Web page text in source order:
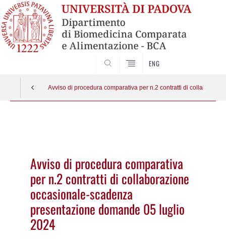
ENG
Avviso di procedura comparativa per n.2 contratti di
Avviso di procedura comparativa
per n.2 contratti di collaborazione
occasionale-scadenza
presentazione domande 05 luglio
2024